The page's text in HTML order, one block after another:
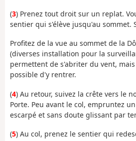
(3) Prenez tout droit sur un replat.
sentier qui s'élève jusqu'au sommet.
Profitez de la vue au sommet de la
(diverses installation pour la
permettent de s'abriter du vent,
possible d'y rentrer.
(4) Au retour, suivez la crête vers le
Porte. Peu avant le col, empruntez
escarpé et sans doute glissant par
(5) Au col, prenez le sentier qui